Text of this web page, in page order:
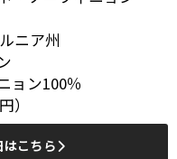
ニア州
ョン100％
）
こちら